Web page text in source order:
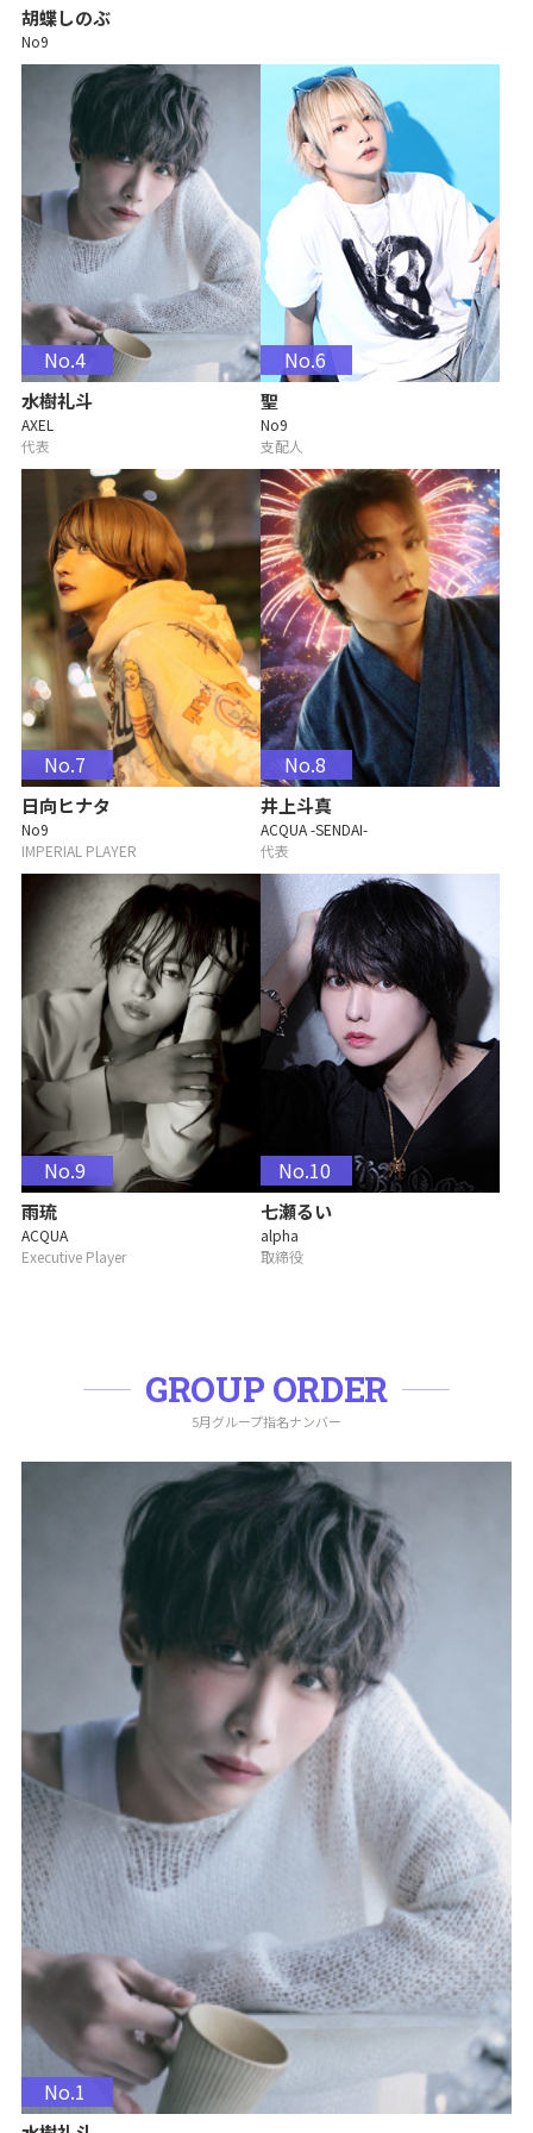
胡蝶しのぶ
No9
No.4
水樹礼斗
AXEL
代表
No.6
聖
No9
支配人
No.7
日向ヒナタ
No9
IMPERIAL PLAYER
No.8
井上斗真
ACQUA -SENDAI-
代表
No.9
雨琉
ACQUA
Executive Player
No.10
七瀬るい
alpha
取締役
GROUP ORDER
5月グループ指名ナンバー
No.1